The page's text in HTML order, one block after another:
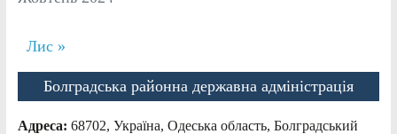
Лис »
Болградська районна державна адміністрація
Адреса: 68702, Україна, Одеська область, Болградський